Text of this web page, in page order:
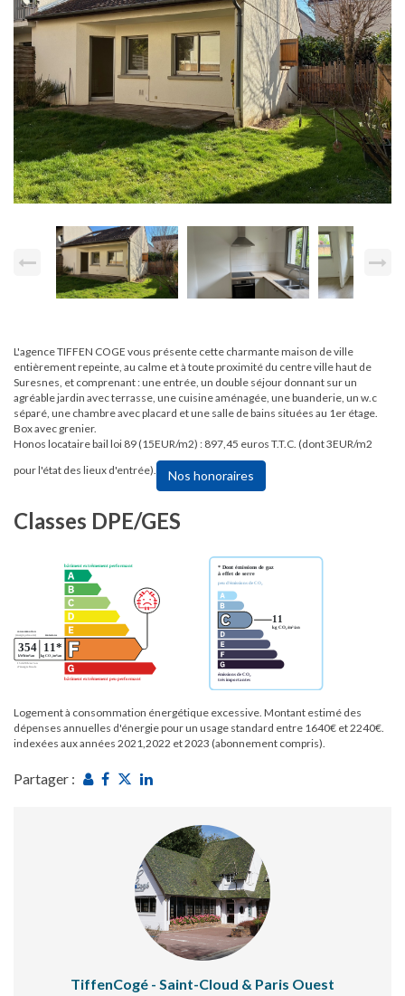
L'agence TIFFEN COGE vous présente cette charmante maison de ville
entièrement repeinte, au calme et à toute proximité du centre ville haut de
Suresnes, et comprenant : une entrée, un double séjour donnant sur un
agréable jardin avec terrasse, une cuisine aménagée, une buanderie, un w.c
séparé, une chambre avec placard et une salle de bains situées au 1er étage.
Box avec grenier.
Honos locataire bail loi 89 (15EUR/m2) : 897,45 euros T.T.C. (dont 3EUR/m2
pour l'état des lieux d'entrée).
Nos honoraires
Classes DPE/GES
Logement à consommation énergétique excessive. Montant estimé des
dépenses annuelles d'énergie pour un usage standard entre 1640€ et 2240€.
indexées aux années 2021,2022 et 2023 (abonnement compris).
Partager :
TiffenCogé - Saint-Cloud & Paris Ouest